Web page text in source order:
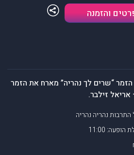
והזמנה
“שרים לך נהריה” מארח את הזמר
אריאל זילבר.
11:00
התרבות נהריה נהריה